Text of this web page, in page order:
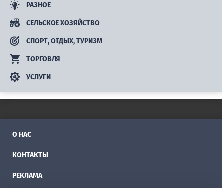
РАЗНОЕ
СЕЛЬСКОЕ ХОЗЯЙСТВО
СПОРТ, ОТДЫХ, ТУРИЗМ
ТОРГОВЛЯ
УСЛУГИ
О НАС
КОНТАКТЫ
РЕКЛАМА